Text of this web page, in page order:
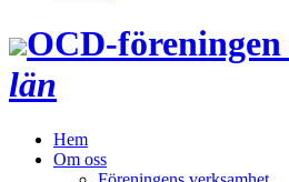
OCD‑föreningen
län
Hem
Om oss